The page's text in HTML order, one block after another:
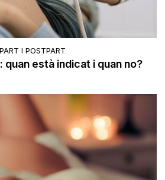
PART I POSTPART
quan està indicat i quan no?